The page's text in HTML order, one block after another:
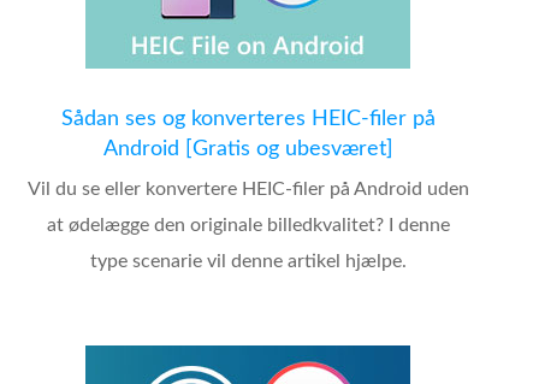
Sådan ses og konverteres HEIC-filer på
Android [Gratis og ubesværet]
Vil du se eller konvertere HEIC-filer på Android uden
at ødelægge den originale billedkvalitet? I denne
type scenarie vil denne artikel hjælpe.